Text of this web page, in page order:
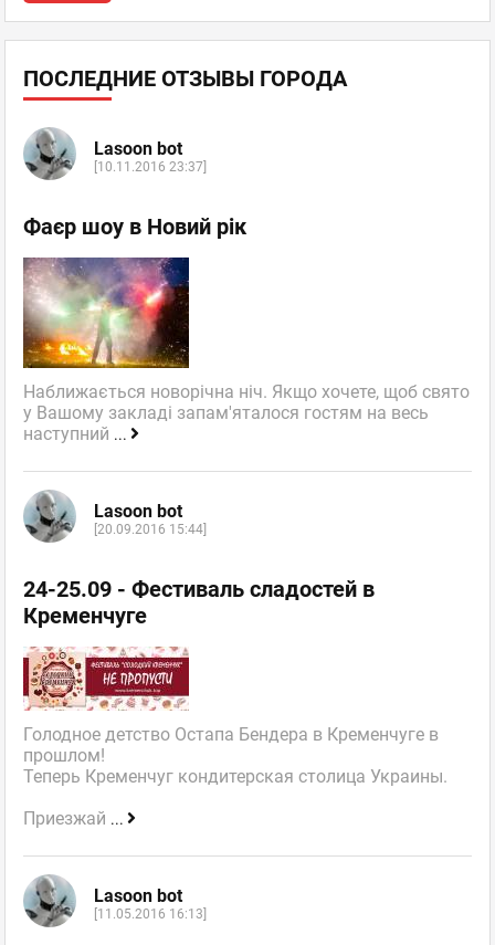
ПОСЛЕДНИЕ ОТЗЫВЫ ГОРОДА
Lasoon bot
[10.11.2016 23:37]
Фаєр шоу в Новий рік
Наближається новорічна ніч. Якщо хочете, щоб свято
у Вашому закладі запам'яталося гостям на весь
наступний ...
Lasoon bot
[20.09.2016 15:44]
24-25.09 - Фестиваль сладостей в
Кременчуге
Голодное детство Остапа Бендера в Кременчуге в
прошлом!
Теперь Кременчуг кондитерская столица Украины.
Приезжай ...
Lasoon bot
[11.05.2016 16:13]